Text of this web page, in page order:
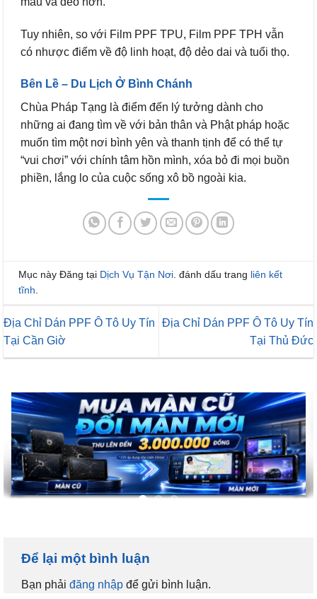
Tuy nhiên, so với Film PPF TPU, Film PPF TPH vẫn
có nhược điểm về độ linh hoạt, độ dẻo dai và tuổi thọ.
Bên Lề – Du Lịch Ở Bình Chánh
Chùa Pháp Tạng là điểm đến lý tưởng dành cho
những ai đang tìm về với bản thân và Phật pháp hoặc
muốn tìm một nơi bình yên và thanh tịnh để có thể tự
“vui chơi” với chính tâm hồn mình, xóa bỏ đi mọi buồn
phiền, lắng lo của cuộc sống xô bồ ngoài kia.
Mục này Đăng tại Dịch Vụ Tận Nơi. đánh dấu trang liên kết
tĩnh.
Địa Chỉ Dán PPF Ô Tô Uy Tín
Tại Cần Giờ
Địa Chỉ Dán PPF Ô Tô Uy Tín
Tại Thủ Đức
Để lại một bình luận
Bạn phải đăng nhập để gửi bình luận.